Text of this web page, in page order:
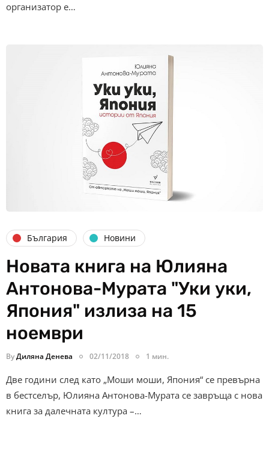
организатор е…
България Новини
Новата книга на Юлияна
Антонова-Мурата "Уки уки,
Япония" излиза на 15
ноември
ByДиляна Денева 02/11/2018 1 мин.
Две години след като „Моши моши, Япония“ се превърна
в бестселър, Юлияна Антонова-Мурата се завръща с нова
книга за далечната култура –…